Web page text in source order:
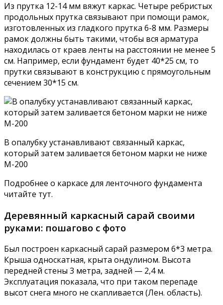
Из прутка 12-14 мм вяжут каркас. Четыре ребристых
продольных прутка связывают при помощи рамок,
изготовленных из гладкого прутка 6-8 мм. Размеры
рамок должны быть такими, чтобы вся арматура
находилась от краев ленты на расстоянии не менее 5
см. Например, если фундамент будет 40*25 см, то
прутки связывают в конструкцию с прямоугольным
сечением 30*15 см.
В опалубку устанавливают связанный каркас,
который затем заливается бетоном марки не ниже
М-200
Подробнее о каркасе для ленточного фундамента
читайте тут.
Деревянный каркасный сарай своими
руками: пошагово с фото
Был построен каркасный сарай размером 6*3 метра.
Крыша односкатная, крыта ондулином. Высота
передней стены 3 метра, задней — 2,4 м.
Эксплуатация показала, что при таком перепаде
высот снега много не скапливается (Лен. область).